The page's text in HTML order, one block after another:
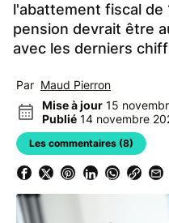
l'abattement fiscal de
pension devrait être
avec les derniers
Par Maud Pierron
Mise à jour 15
Publié 14 novembre
Les commentaires (8)